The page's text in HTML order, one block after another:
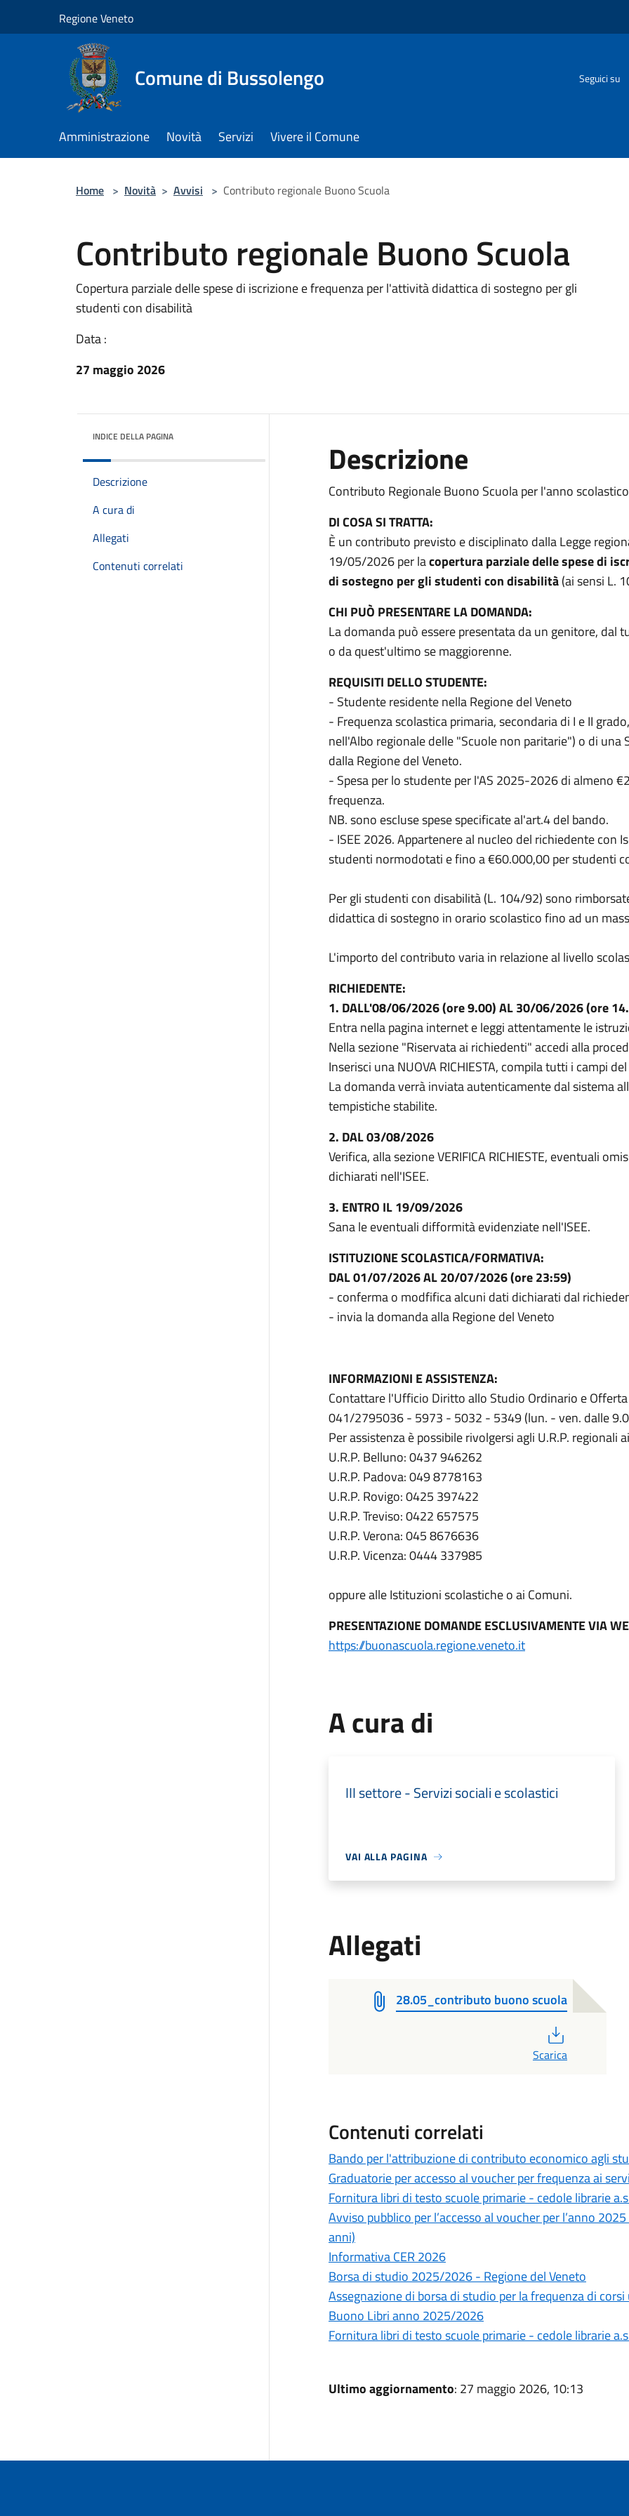
Regione Veneto
Comune di Bussolengo Seguici su
Amministrazione Novità Servizi Vivere il Comune
Home > Novità > Avvisi > Contributo regionale Buono Scuola
Contributo regionale Buono Scuola
Copertura parziale delle spese di iscrizione e frequenza per l'attività didattica di sostegno per gli
studenti con disabilità
Data :
27 maggio 2026
INDICE DELLA PAGINA
Descrizione
A cura di
Allegati
Contenuti correlati
Descrizione
Contributo Regionale Buono Scuola per l'anno
DI COSA SI TRATTA:
È un contributo previsto e disciplinato dalla Legge
19/05/2026 per lacopertura parziale delle spese di
di sostegno per gli studenti con disabilità(ai sensi L.
CHI PUÒ PRESENTARE LA DOMANDA:
La domanda può essere presentata da un genitore,
o da quest'ultimo se maggiorenne.
REQUISITI DELLO STUDENTE:
- Studente residente nella Regione del Veneto
- Frequenza scolastica primaria, secondaria di I e II
nell'Albo regionale delle "Scuole non paritarie") o di
dalla Regione del Veneto.
- Spesa per lo studente per l'AS 2025-2026 di almeno
frequenza.
NB. sono escluse spese specificate al'art.4 del bando.
- ISEE 2026. Appartenere al nucleo del richiedente con
studenti normodotati e fino a €60.000,00 per studenti
Per gli studenti con disabilità (L. 104/92) sono
didattica di sostegno in orario scolastico fino ad un
L'importo del contributo varia in relazione al livello
RICHIEDENTE:
1. DALL'08/06/2026 (ore 9.00) AL 30/06/2026 (ore
Entra nella pagina internet e leggi attentamente le
Nella sezione "Riservata ai richiedenti" accedi alla
Inserisci una NUOVA RICHIESTA, compila tutti i campi
La domanda verrà inviata autenticamente dal sistema
tempistiche stabilite.
2. DAL 03/08/2026
Verifica, alla sezione VERIFICA RICHIESTE, eventuali
dichiarati nell'ISEE.
3. ENTRO IL 19/09/2026
Sana le eventuali difformità evidenziate nell'ISEE.
ISTITUZIONE SCOLASTICA/FORMATIVA:
DAL 01/07/2026 AL 20/07/2026 (ore 23:59)
- conferma o modfifica alcuni dati dichiarati dal
- invia la domanda alla Regione del Veneto
INFORMAZIONI E ASSISTENZA:
Contattare l'Ufficio Diritto allo Studio Ordinario e
041/2795036 - 5973 - 5032 - 5349 (lun. - ven. dalle
Per assistenza è possibile rivolgersi agli U.R.P. regionali
U.R.P. Belluno: 0437 946262
U.R.P. Padova: 049 8778163
U.R.P. Rovigo: 0425 397422
U.R.P. Treviso: 0422 657575
U.R.P. Verona: 045 8676636
U.R.P. Vicenza: 0444 337985
oppure alle Istituzioni scolastiche o ai Comuni.
PRESENTAZIONE DOMANDE ESCLUSIVAMENTE VIA
https://buonascuola.regione.veneto.it
A cura di
III settore - Servizi sociali e scolastici
VAI ALLA PAGINA
Allegati
28.05_contributo buono scuola
Scarica
Contenuti correlati
Bando per l'attribuzione di contributo economico agli
Graduatorie per accesso al voucher per frequenza ai
Fornitura libri di testo scuole primarie - cedole librarie
Avviso pubblico per l’accesso al voucher per l’anno
anni)
Informativa CER 2026
Borsa di studio 2025/2026 - Regione del Veneto
Assegnazione di borsa di studio per la frequenza di
Buono Libri anno 2025/2026
Fornitura libri di testo scuole primarie - cedole librarie
Ultimo aggiornamento: 27 maggio 2026, 10:13